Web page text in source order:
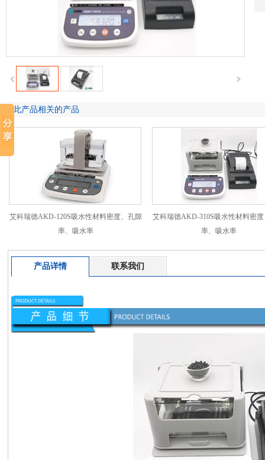
跟此产品相关的产品
艾科瑞德AKD-120S吸水性材料密度、孔隙
率、吸水率
艾科瑞德AKD-310S吸水性材料密
率、吸水率
产品详情 联系我们